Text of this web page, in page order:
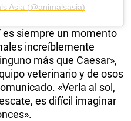
Asia (@animalsasia)
es siempre un momento
increíblemente
más que Caesar»,
veterinario y de osos
«Verla al sol,
es difícil imaginar